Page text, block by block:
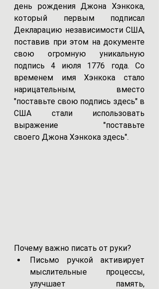
день рождения Джона Хэнкока,
который первым подписал
Декларацию независимости США,
поставив при этом на документе
свою огромную уникальную
подпись 4 июля 1776 года. Со
временем имя Хэнкока стало
нарицательным, вместо
"поставьте свою подпись здесь" в
США стали использовать
выражение "поставьте
своего Джона Хэнкока здесь".
Почему важно писать от руки?
Письмо ручкой активирует
мыслительные процессы,
улучшает память,